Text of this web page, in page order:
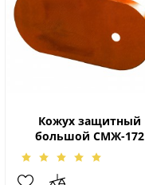
Кожух защитный
большой СМЖ-172